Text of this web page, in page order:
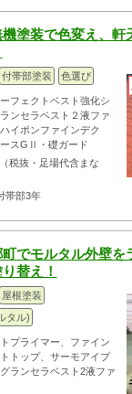
塗装で色変え、軒
付帯部塗装 色選び
フェクトベスト強化シ
ンセラベスト２液ファ
イポンファインデク
ースGⅡ・礎ガード
税抜・足場代含まな
帯部3年
でモルタル外壁を
替え！
屋根塗装
タル)
プライマー、ファイン
トップ、サーモアイプ
ランセラベスト2液ファ